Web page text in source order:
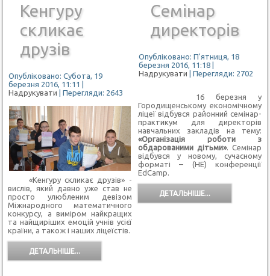
Кенгуру
скликає
друзів
Опубліковано: Субота, 19
березня 2016, 11:11 |
Надрукувати | Перегляди: 2643
«Кенгуру скликає друзів» -
вислів, який давно уже став не
просто улюбленим девізом
Міжнародного математичного
конкурсу, а виміром найкращих
та найщиріших емоцій учнів усієї
країни, а також і наших ліцеїстів.
ДЕТАЛЬНІШЕ...
Семінар
директорів
Опубліковано: П'ятниця, 18
березня 2016, 11:18|
Надрукувати | Перегляди: 2702
16 березня у
Городищенському економічному
ліцеї відбувся районний семінар-
практикум для директорів
навчальних закладів на тему:
«Організація роботи з
обдарованими дітьми». Семінар
відбувся у новому, сучасному
форматі – (НЕ) конференції
EdCamp.
ДЕТАЛЬНІШЕ...